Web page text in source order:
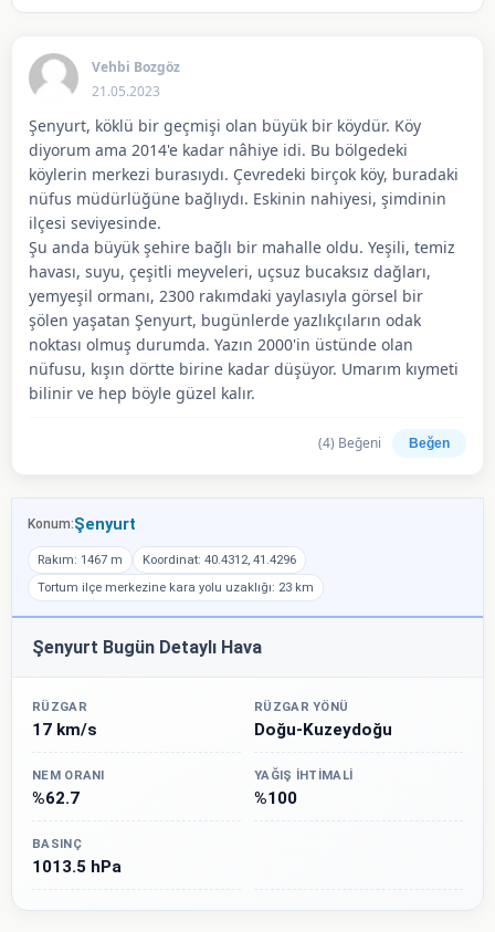
Vehbi Bozgöz
21.05.2023
Şenyurt, köklü bir geçmişi olan büyük bir köydür. Köy
diyorum ama 2014'e kadar nâhiye idi. Bu bölgedeki
köylerin merkezi burasıydı. Çevredeki birçok köy, buradaki
nüfus müdürlüğüne bağlıydı. Eskinin nahiyesi, şimdinin
ilçesi seviyesinde.
Şu anda büyük şehire bağlı bir mahalle oldu. Yeşili, temiz
havası, suyu, çeşitli meyveleri, uçsuz bucaksız dağları,
yemyeşil ormanı, 2300 rakımdaki yaylasıyla görsel bir
şölen yaşatan Şenyurt, bugünlerde yazlıkçıların odak
noktası olmuş durumda. Yazın 2000'in üstünde olan
nüfusu, kışın dörtte birine kadar düşüyor. Umarım kıymeti
bilinir ve hep böyle güzel kalır.
(4) Beğeni Beğen
Konum:Şenyurt
Rakım: 1467 m
Koordinat: 40.4312, 41.4296
Tortum ilçe merkezine kara yolu uzaklığı: 23 km
Şenyurt Bugün Detaylı Hava
RÜZGAR
17 km/s
RÜZGAR YÖNÜ
Doğu-Kuzeydoğu
NEM ORANI
%62.7
YAĞIŞ İHTIMALI
%100
BASINÇ
1013.5 hPa